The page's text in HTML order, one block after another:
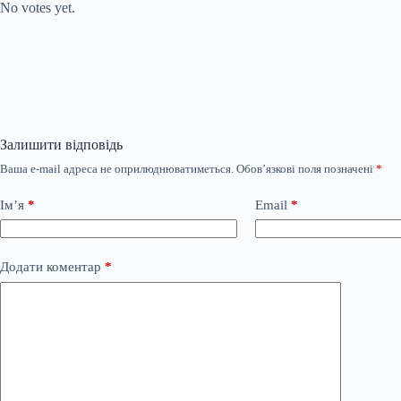
No votes yet.
Залишити відповідь
Ваша e-mail адреса не оприлюднюватиметься. Обов’язкові поля позначені *
Ім’я * Email *
Додати коментар *